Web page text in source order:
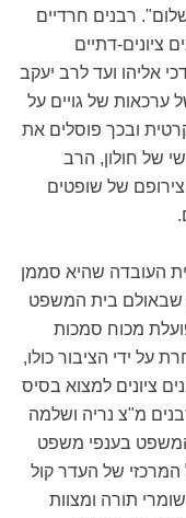
רבנים חרדיים
ציונים-דתיים
אליהו ועד לרב יעקב
ערכאות של גויים על
ובכך פוסלים את
של חולון, הרב
של שופטים
העובדה שהיא סממן
שבאולם בית המשפט
מכוח סמכות
על ידי הציבור כולו,
ציונים למצוא בסיס
מ"צ נריה ושלמה
המשפט בענפי משפט
של העדר קול
תורה ומצוות